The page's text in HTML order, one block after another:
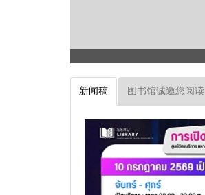
新闻稿 图书馆诚邀您阅读